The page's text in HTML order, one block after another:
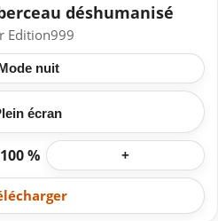
déshumanisé
Edition999
nuit
écran
100 % +